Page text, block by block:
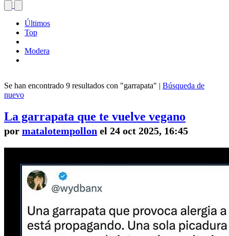
Últimos
Top
Modera
Se han encontrado 9 resultados con "garrapata" | Búsqueda de
nuevo
La garrapata que te vuelve vegano
por matalotempollon el 24 oct 2025, 16:45